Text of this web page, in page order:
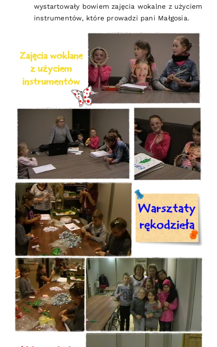
wystartowały bowiem zajęcia wokalne z użyciem
instrumentów, które prowadzi pani Małgosia.